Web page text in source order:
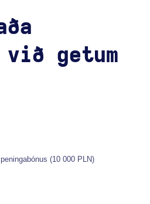
getum
(10 000 PLN)